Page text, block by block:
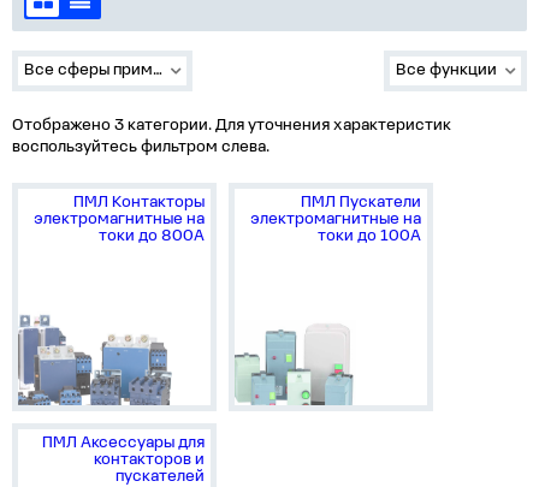
Все сферы применения Все функции
Отображено 3 категории. Для уточнения характеристик
воспользуйтесь фильтром слева.
ПМЛ Контакторы
электромагнитные на
токи до 800А
ПМЛ Пускатели
электромагнитные на
токи до 100А
ПМЛ Аксессуары для
контакторов и
пускателей